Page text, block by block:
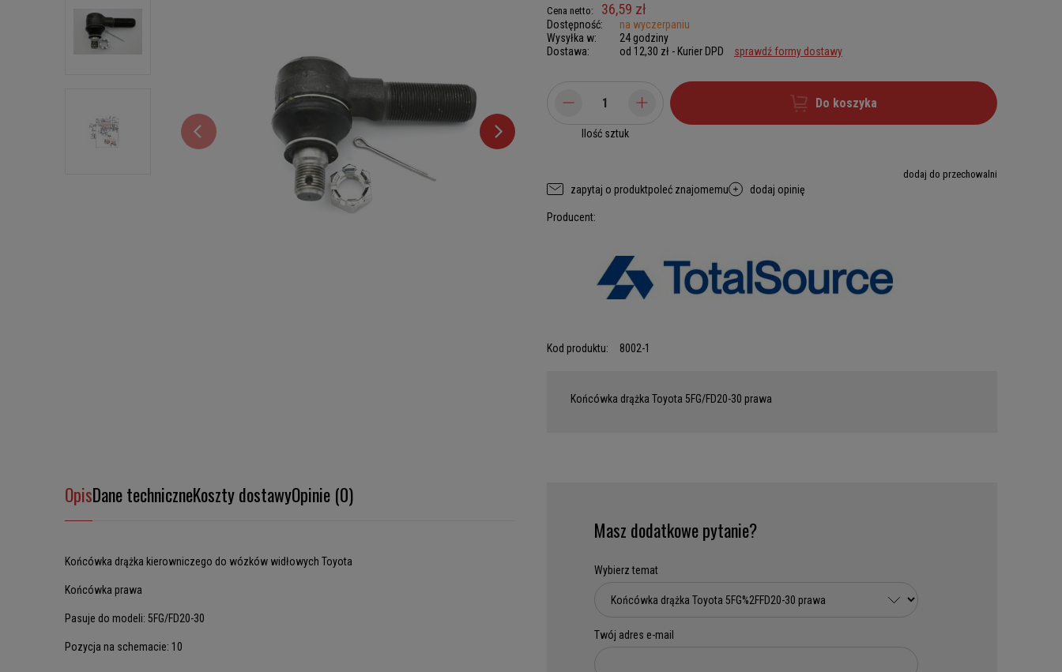
Cena netto: 36,59 zł
Dostępność:
na wyczerpaniu
Wysyłka w:
24 godziny
Dostawa:
od 12,30 zł - Kurier DPD sprawdź formy dostawy
Ilość sztuk
Do koszyka
dodaj do przechowalni
zapytaj o produktpoleć znajomemu dodaj opinię
Producent:
Kod produktu: 8002-1
Końcówka drążka Toyota 5FG/FD20-30 prawa
OpisDane techniczneKoszty dostawyOpinie (0)
Końcówka drążka kierowniczego do wózków widłowych Toyota
Końcówka prawa
Pasuje do modeli: 5FG/FD20-30
Pozycja na schemacie: 10
Masz dodatkowe pytanie?